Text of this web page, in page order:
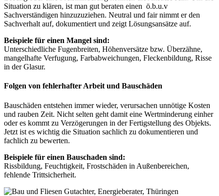
Situation zu klären, ist man gut beraten einen ö.b.u.v
Sachverständigen hinzuzuziehen. Neutral und fair nimmt er den
Sachverhalt auf, dokumentiert und zeigt Lösungsansätze auf.
Beispiele für einen Mangel sind:
Unterschiedliche Fugenbreiten, Höhenversätze bzw. Überzähne,
mangelhafte Verfugung, Farbabweichungen, Fleckenbildung, Risse
in der Glasur.
Folgen von fehlerhafter Arbeit und Bauschäden
Bauschäden entstehen immer wieder, verursachen unnötige Kosten
und rauben Zeit. Nicht selten geht damit eine Wertminderung einher
oder es kommt zu Verzögerungen in der Fertigstellung des Objekts.
Jetzt ist es wichtig die Situation sachlich zu dokumentieren und
fachlich zu bewerten.
Beispiele für einen Bauschaden sind:
Rissbildung, Feuchtigkeit, Frostschäden in Außenbereichen,
fehlende Trittsicherheit.